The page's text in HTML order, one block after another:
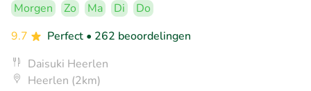
Morgen Zo Ma Di
Do
9.7
Perfect • 262 beoordelingen
Daisuki Heerlen
Heerlen (2km)